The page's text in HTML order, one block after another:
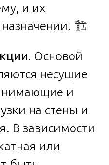
и их
🏗️
Основой
несущие
и
на стены и
В зависимости
или